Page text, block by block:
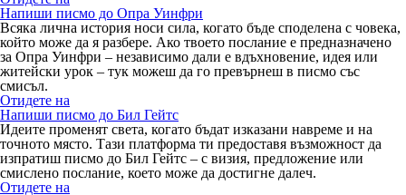
Напиши писмо до Опра Уинфри
Всяка лична история носи сила, когато бъде споделена с човека,
който може да я разбере. Ако твоето послание е предназначено
за Опра Уинфри – независимо дали е вдъхновение, идея или
житейски урок – тук можеш да го превърнеш в писмо със
смисъл.
Отидете на
Напиши писмо до Бил Гейтс
Идеите променят света, когато бъдат изказани навреме и на
точното място. Тази платформа ти предоставя възможност да
изпратиш писмо до Бил Гейтс – с визия, предложение или
смислено послание, което може да достигне далеч.
Отидете на